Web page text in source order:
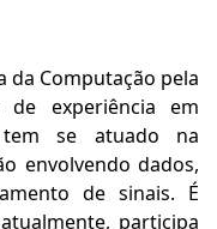
da Computação pela
experiência em
tem se atuado na
envolvendo dados,
de sinais. É
participa